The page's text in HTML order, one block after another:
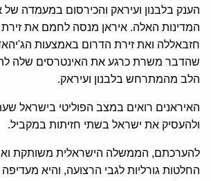
הענק בלבנון ועיראק והכירסום במעמדה של
המדינות האלה. איראן מנסה לחמם את
חזבאללה ואת זירת הדרום באמצעות
שהדבר משרת כרגע את האינטרסים שלה
הלב מהמתרחש בלבנון ועיראק.
האיראנים רואים במצב הפוליטי בישראל
ולהעסיק את ישראל בשתי חזיתות במקביל.
להערכתם, הממשלה הישראלית משותקת
החלטות גורליות לגבי הרצועה, והיא